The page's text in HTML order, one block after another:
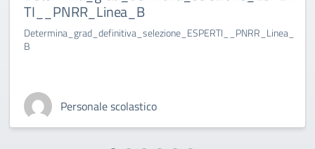
TI__PNRR_Linea_B
Determina_grad_definitiva_selezione_ESPERTI__PNRR_Linea_
B
Personale scolastico